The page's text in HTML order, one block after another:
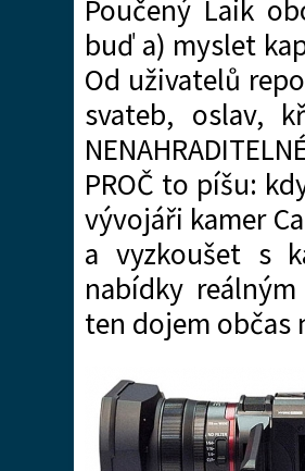
Poučený Laik
buď a) myslet
Od uživatelů
svateb, oslav,
PROČ to píšu:
vývojáři kamer
a vyzkoušet s
nabídky
ten dojem